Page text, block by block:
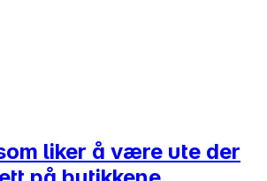
liker å være ute der